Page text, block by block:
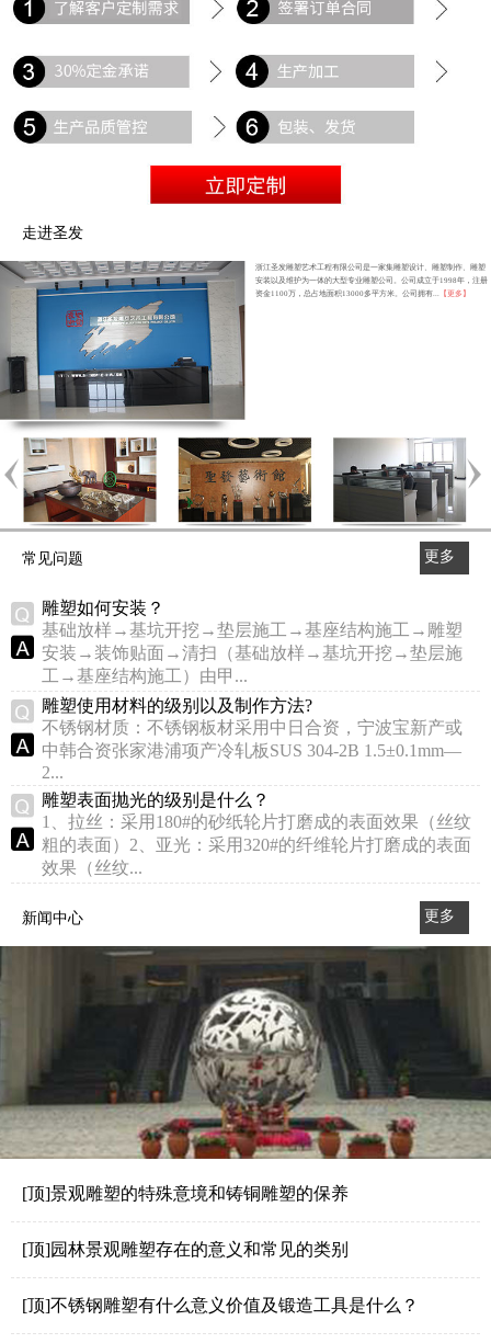
走进圣发
浙江圣发雕塑艺术工程有限公司是一家集雕塑设计、雕塑制作、雕塑
安装以及维护为一体的大型专业雕塑公司。公司成立于1998年，注册
资金1100万，总占地面积13000多平方米。公司拥有...
【更多】
常见问题
更多
雕塑如何安装？
基础放样→基坑开挖→垫层施工→基座结构施工→雕塑
安装→装饰贴面→清扫（基础放样→基坑开挖→垫层施
工→基座结构施工）由甲...
雕塑使用材料的级别以及制作方法?
不锈钢材质：不锈钢板材采用中日合资，宁波宝新产或
中韩合资张家港浦项产冷轧板SUS 304-2B 1.5±0.1mm—
2...
雕塑表面抛光的级别是什么？
1、拉丝：采用180#的砂纸轮片打磨成的表面效果（丝纹
粗的表面）2、亚光：采用320#的纤维轮片打磨成的表面
效果（丝纹...
新闻中心
更多
>>
[顶]景观雕塑的特殊意境和铸铜雕塑的保养
[顶]园林景观雕塑存在的意义和常见的类别
[顶]不锈钢雕塑有什么意义价值及锻造工具是什么？